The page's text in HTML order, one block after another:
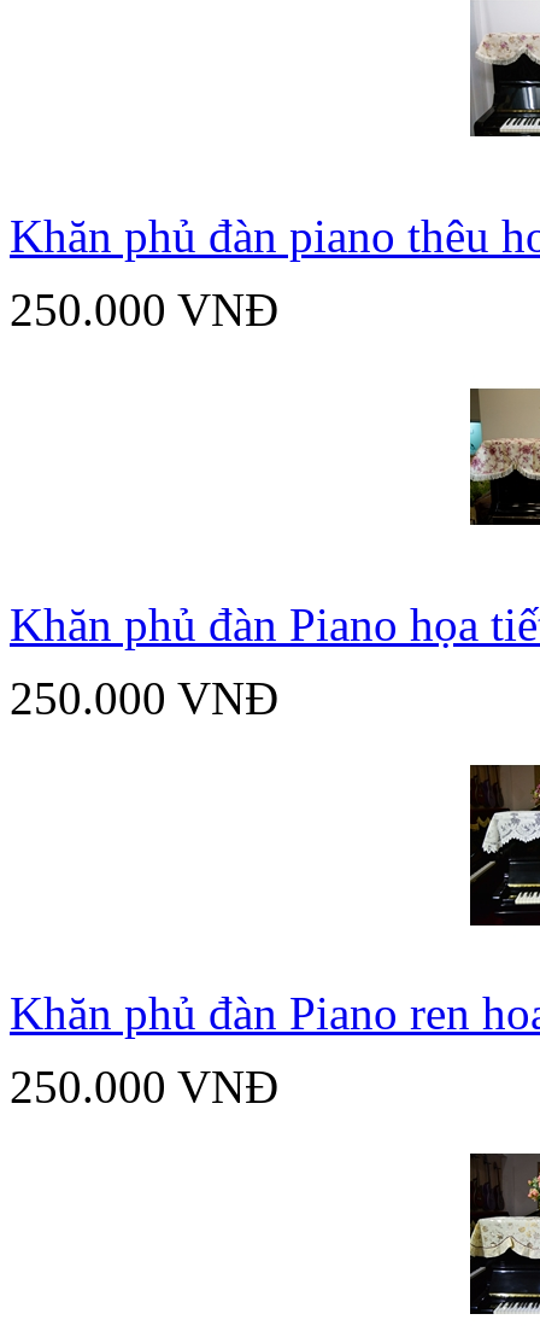
Khăn phủ đàn piano thêu
250.000 VNĐ
Khăn phủ đàn Piano họa
250.000 VNĐ
Khăn phủ đàn Piano ren
250.000 VNĐ